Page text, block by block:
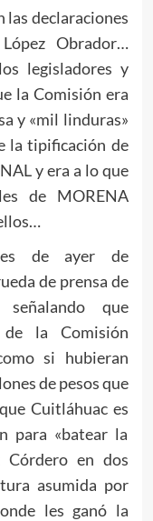
las declaraciones
Obrador…
legisladores y
la Comisión era
y «mil linduras»
la tipificación de
y era a lo que
de MORENA
de ayer de
de prensa de
que
la Comisión
si hubieran
de pesos que
Cuitláhuac es
para «batear la
Córdero en dos
asumida por
les ganó la